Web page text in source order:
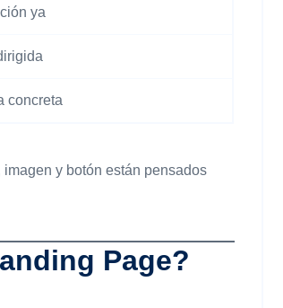
ya
concreta
imagen y botón están pensados
Page?